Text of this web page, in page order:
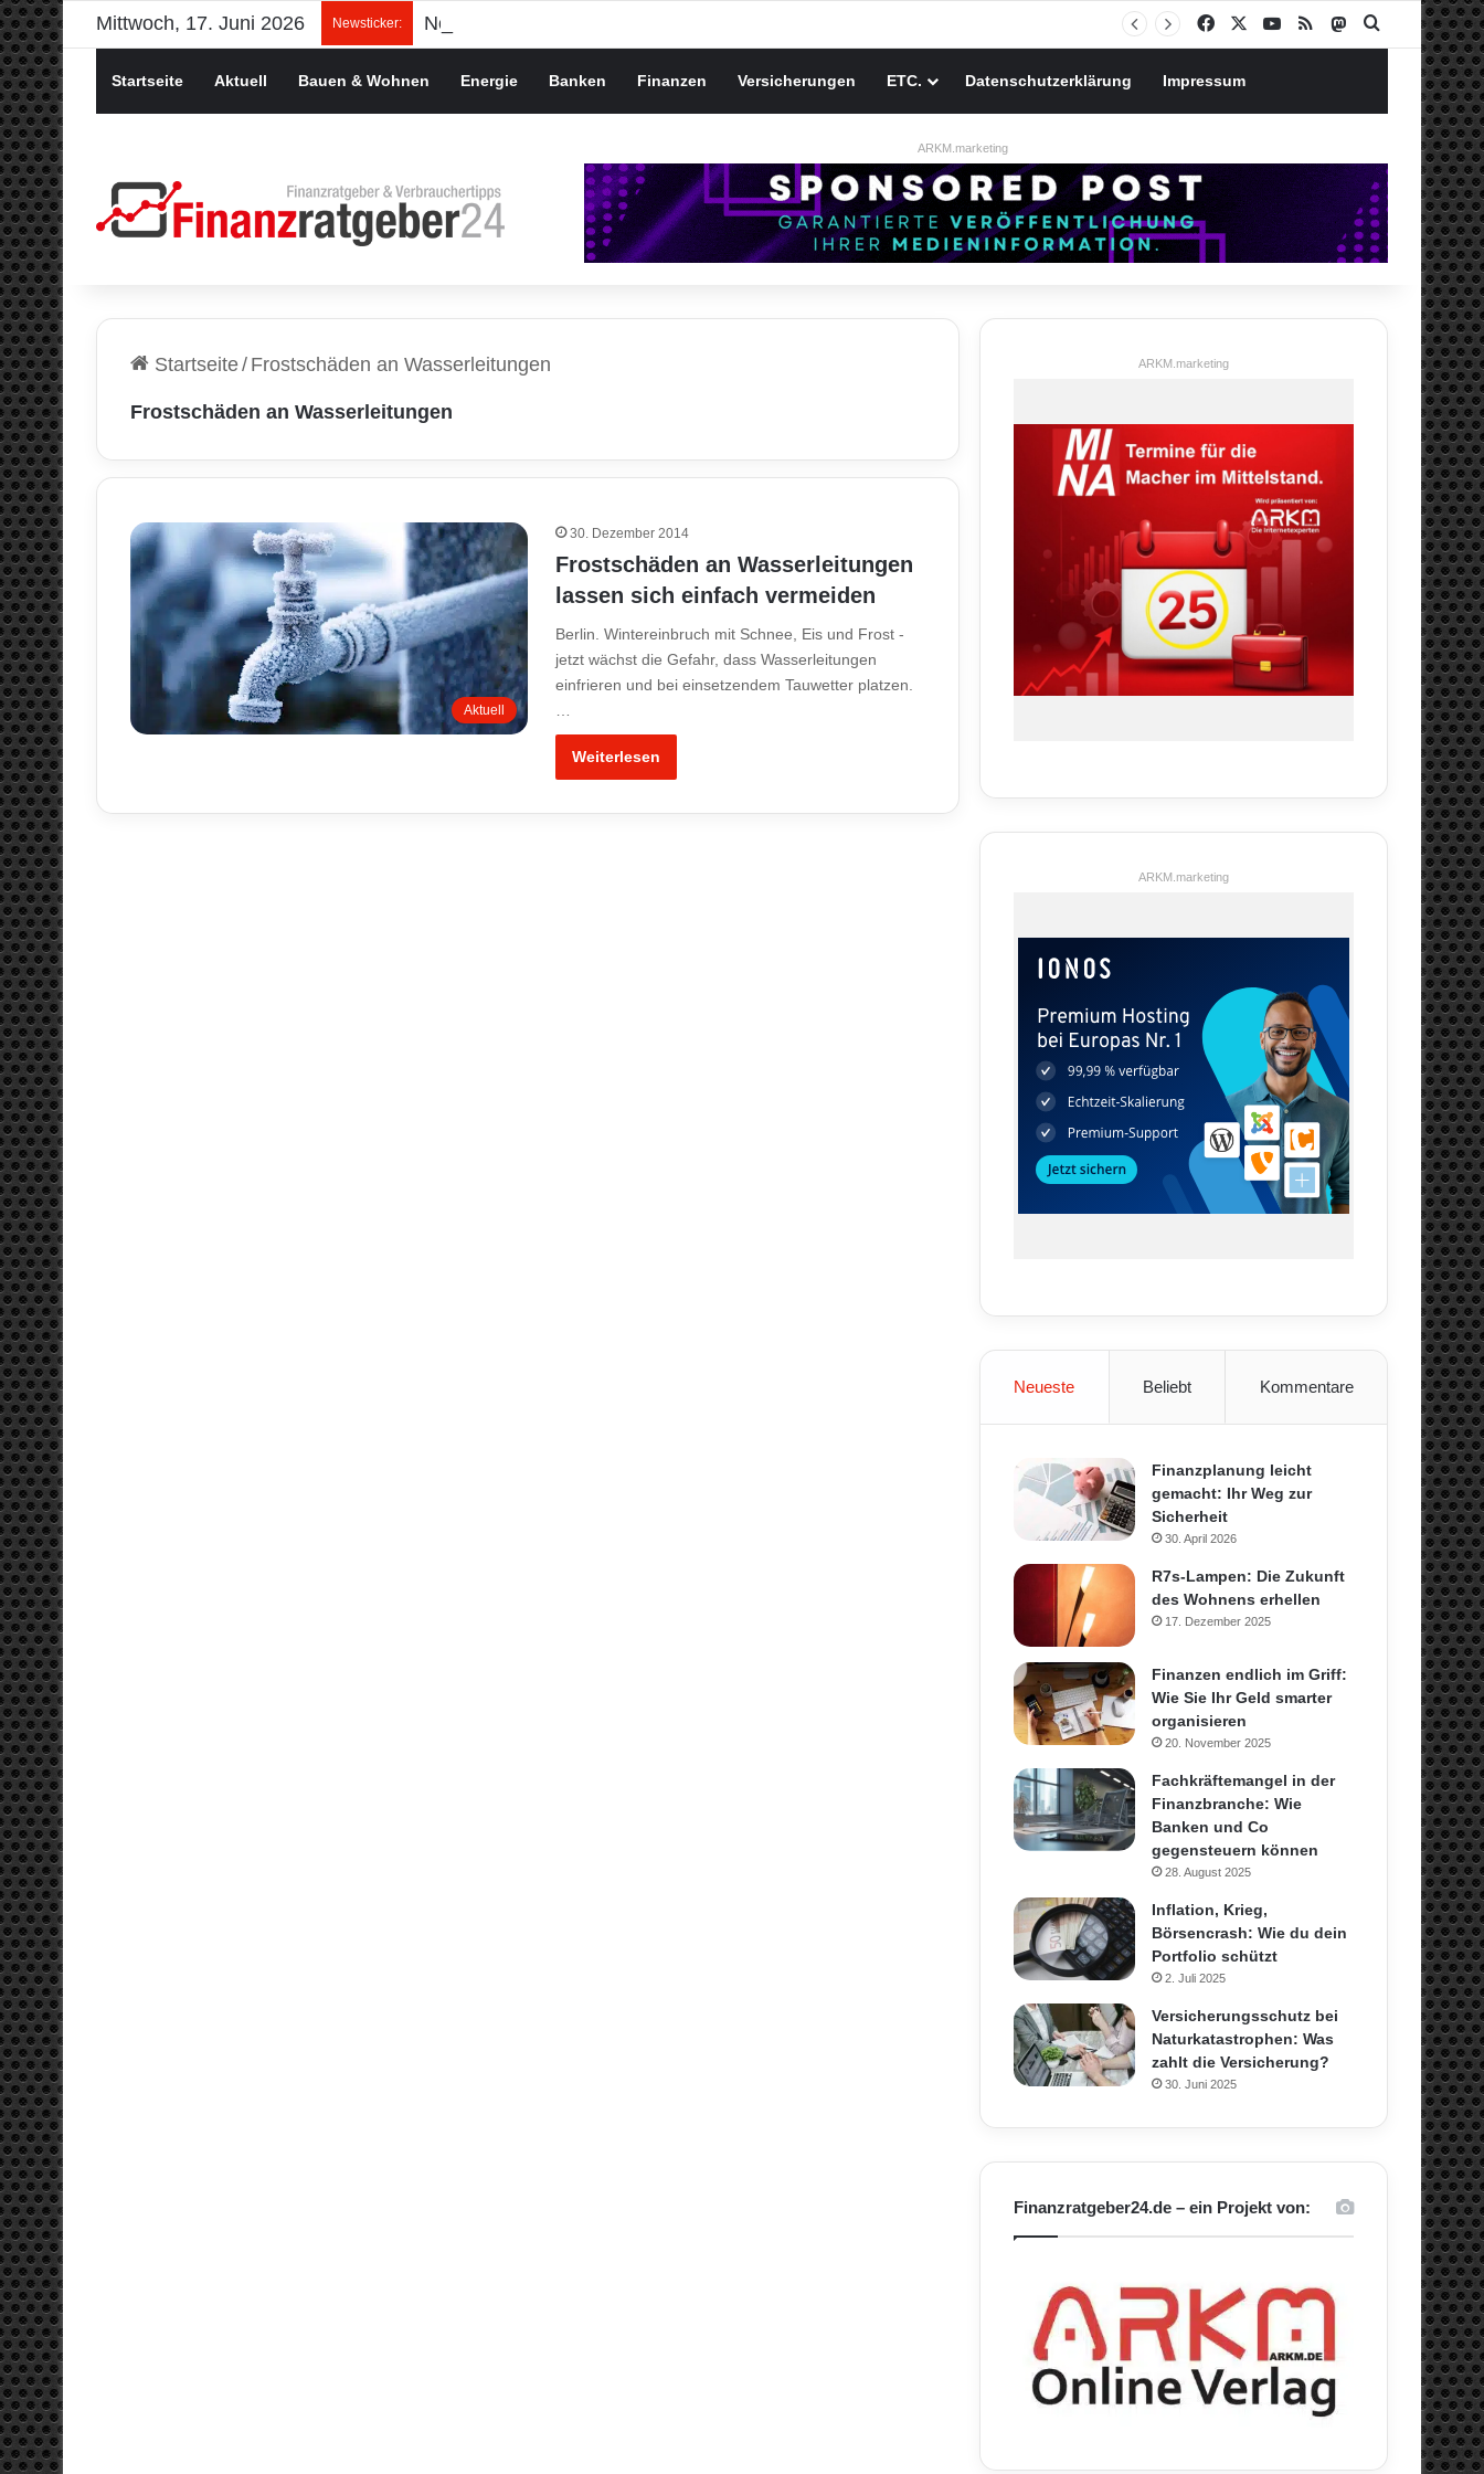
Mittwoch, 17. Juni 2026 Newsticker: Facebook YouTube
RSS MastodonSuchen nach
Startseite Aktuell Bauen & Wohnen Energie Banken Finanzen Versicherungen ETC. Datenschutzerklärung Impressum
ARKM.marketing
Startseite/ Frostschäden an Wasserleitungen
Frostschäden an Wasserleitungen
Aktuell
30. Dezember 2014
Frostschäden an Wasserleitungen
lassen sich einfach vermeiden
Berlin. Wintereinbruch mit Schnee, Eis und Frost -
jetzt wächst die Gefahr, dass Wasserleitungen
einfrieren und bei einsetzendem Tauwetter platzen.
Weiterlesen
ARKM.marketing
ARKM.marketing
Neueste Beliebt Kommentare
Finanzplanung leicht
gemacht: Ihr Weg zur
Sicherheit
30. April 2026
R7s-Lampen: Die Zukunft
des Wohnens erhellen
17. Dezember 2025
Finanzen endlich im Griff:
Wie Sie Ihr Geld smarter
organisieren
20. November 2025
Fachkräftemangel in der
Finanzbranche: Wie
Banken und Co
gegensteuern können
28. August 2025
Inflation, Krieg,
Börsencrash: Wie du dein
Portfolio schützt
2. Juli 2025
Versicherungsschutz bei
Naturkatastrophen: Was
zahlt die Versicherung?
30. Juni 2025
Finanzratgeber24.de – ein Projekt von: